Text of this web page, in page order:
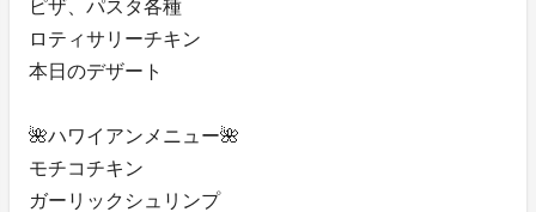
ピザ、パスタ各種
ロティサリーチキン
本日のデザート
🌺ハワイアンメニュー🌺
モチコチキン
ガーリックシュリンプ